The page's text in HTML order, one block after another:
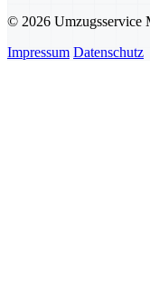
© 2026 Umzugsservice
Impressum Datenschutz